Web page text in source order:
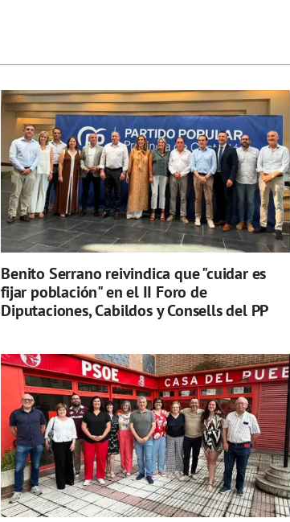
Benito Serrano reivindica que "cuidar es
fijar población" en el II Foro de
Diputaciones, Cabildos y Consells del PP